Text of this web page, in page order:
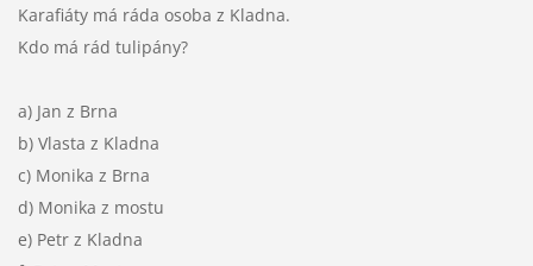
Karafiáty má ráda osoba z Kladna.
Kdo má rád tulipány?
a) Jan z Brna
b) Vlasta z Kladna
c) Monika z Brna
d) Monika z mostu
e) Petr z Kladna